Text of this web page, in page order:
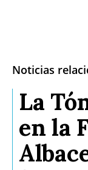
Noticias
La
en la